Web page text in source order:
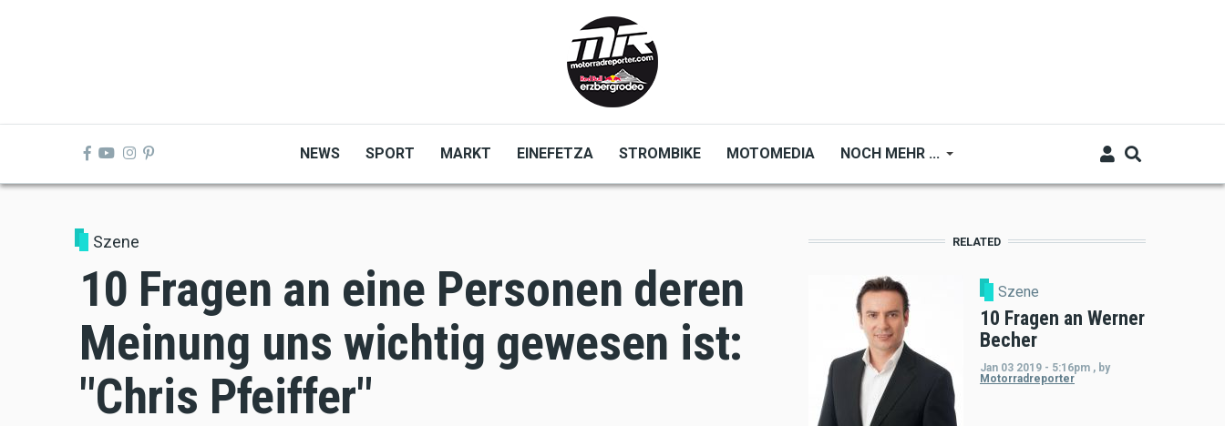
NEWS SPORT MARKT EINEFETZA STROMBIKE MOTOMEDIA NOCH MEHR ...
Szene
10 Fragen an eine Personen deren
Meinung uns wichtig gewesen ist:
"Chris Pfeiffer"
RELATED
Szene
10 Fragen an Werner
Becher
Jan 03 2019 - 5:16pm , by
Motorradreporter